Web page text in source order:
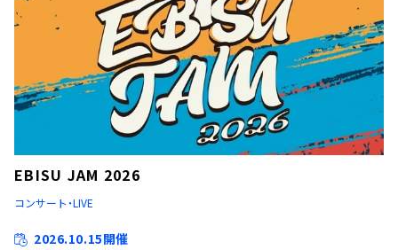
EBISU JAM 2026
コンサート・LIVE
2026.10.15開催